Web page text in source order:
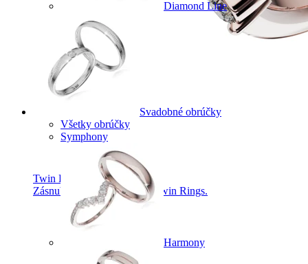
Twin Rings
Zásnubné prstne z kolekcie Twin Rings.
Diamond Line
Svadobné obrúčky
Všetky obrúčky
Symphony
Harmony